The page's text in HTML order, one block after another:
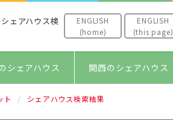
ェアハウス検
ENGLISH
(home)
ENGLISH
(this page)
シェアハウス 関西のシェアハウス
ト シェアハウス検索結果